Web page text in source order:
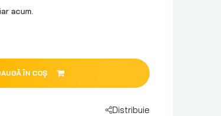
acum.
ÎN COȘ
Distribuie